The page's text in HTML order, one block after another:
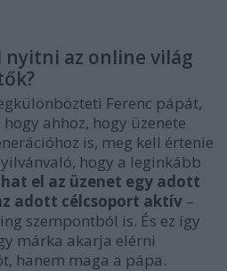
nyitni az online világ
Ferenc pápát,
ahhoz, hogy üzenete
is, meg kell értenie
hogy a leginkább
el az üzenet egy adott
adott célcsoport aktív –
szempontból is. És ez így
márka akarja elérni
hanem maga a pápa.